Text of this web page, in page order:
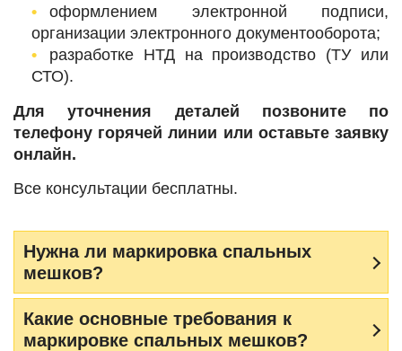
оформлением электронной подписи,
организации электронного документооборота;
разработке НТД на производство (ТУ или
СТО).
Для уточнения деталей позвоните по
телефону горячей линии или оставьте заявку
онлайн.
Все консультации бесплатны.
Нужна ли маркировка спальных
мешков?
Какие основные требования к
маркировке спальных мешков?